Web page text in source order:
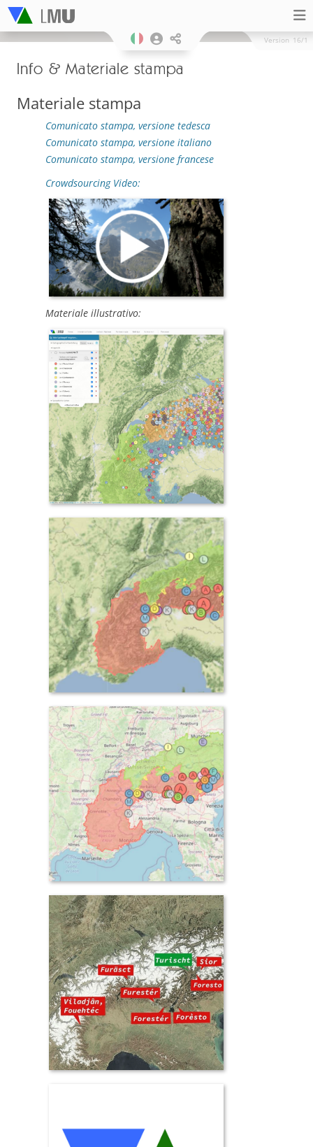
Version 16/1
Info & Materiale stampa
Materiale stampa
Comunicato stampa, versione tedesca
Comunicato stampa, versione italiano
Comunicato stampa, versione francese
Crowdsourcing Video:
Materiale illustrativo: